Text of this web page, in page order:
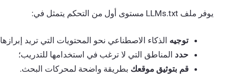
يوفر ملف LLMs.txt مستوى أول من التحكم يتمثل في:
توجيه الذكاء الاصطناعي نحو المحتويات التي تريد
حدد المناطق التي لا ترغب في استخدامها للتدريب؛
قم بتوثيق موقعك بطريقة واضحة لمحركات البحث.